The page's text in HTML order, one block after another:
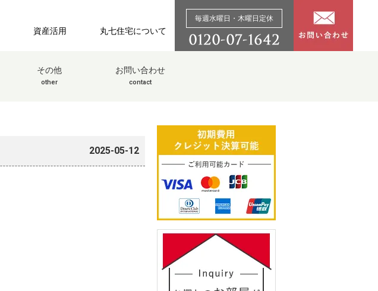
資産活用 丸七住宅について
毎週水曜日・木曜日定休
その他
other
お問い合わせ
contact
2025-05-12